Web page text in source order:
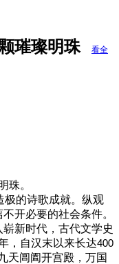
璀璨明珠 看全
珠。
极的诗歌成就。纵观
开必要的社会条件。
新时代，古代文学史
，自汉末以来长达400
天阊阖开宫殿，万国